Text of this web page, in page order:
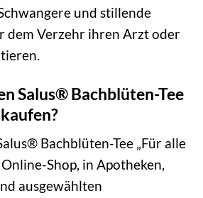
und stillende
dem Verzehr ihren Arzt oder
Salus® Bachblüten-Tee
Bachblüten-Tee „Für alle
Shop, in Apotheken,
ausgewählten